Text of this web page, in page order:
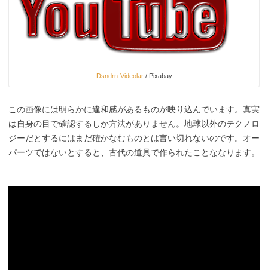
Dsndrn-Videolar/ Pixabay
この画像には明らかに違和感があるものが映り込んでいます。真実
は自身の目で確認するしか方法がありません。地球以外のテクノロ
ジーだとするにはまだ確かなむものとは言い切れないのです。オー
パーツではないとすると、古代の道具で作られたことななります。